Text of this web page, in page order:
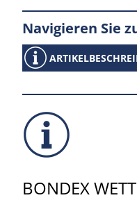
Navigieren Sie
BONDEX